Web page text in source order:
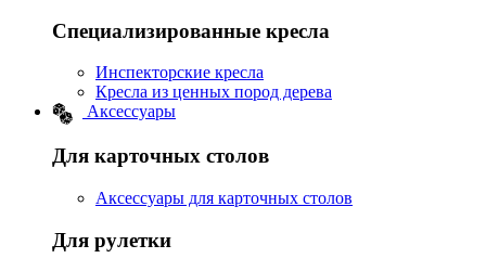
Специализированные кресла
Инспекторские кресла
Кресла из ценных пород дерева
Аксессуары
Для карточных столов
Аксессуары для карточных столов
Для рулетки